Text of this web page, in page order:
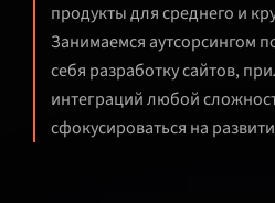
продукты для среднего и
Занимаемся аутсорсингом
себя разработку сайтов,
интеграций любой
сфокусироваться на